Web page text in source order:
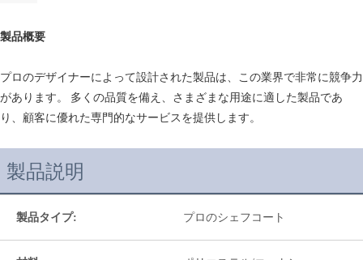
製品概要
プロのデザイナーによって設計された製品は、この業界で非常に競争力
があります。 多くの品質を備え、さまざまな用途に適した製品であ
り、顧客に優れた専門的なサービスを提供します。
製品説明
製品タイプ: プロのシェフコート